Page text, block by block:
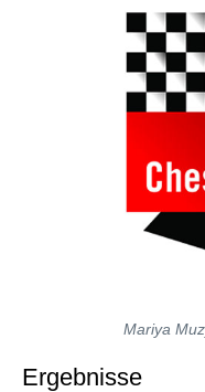
Mariya
Ergebnisse